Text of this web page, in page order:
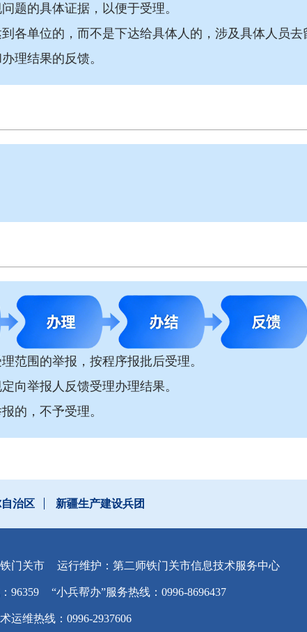
题的具体证据，以便于受理。
各单位的，而不是下达给具体人的，涉及具体人员
理结果的反馈。
范围的举报，按程序报批后受理。
向举报人反馈受理办理结果。
的，不予受理。
治区 新疆生产建设兵团
门关市 运行维护：第二师铁门关市信息技术服务中心
96359 “小兵帮办”服务热线：0996-8696437
运维热线：0996-2937606